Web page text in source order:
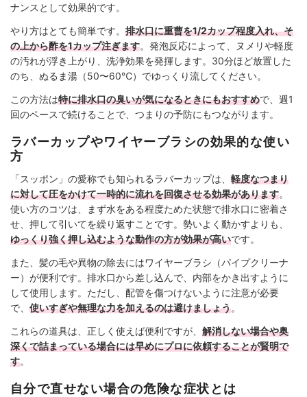
ナンスとして効果的です。
やり方はとても簡単です。 排水口に重曹を1/2カップ程度入れ、そ
の上から酢を1カップ注ぎます。発泡反応によって、ヌメリや軽度
の汚れが浮き上がり、洗浄効果を発揮します。30分ほど放置した
のち、ぬるま湯（50〜60℃）でゆっくり流してください。
この方法は特に排水口の臭いが気になるときにもおすすめで、週1
回のペースで続けることで、つまりの予防にもつながります。
ラバーカップやワイヤーブラシの効果的な使い
方
「スッポン」の愛称でも知られるラバーカップは、 軽度なつまり
に対して圧をかけて一時的に流れを回復させる効果があります。
使い方のコツは、まず水をある程度ためた状態で排水口に密着さ
せ、押して引いてを繰り返すことです。勢いよく動かすよりも、
ゆっくり強く押し込むような動作の方が効果が高いです。
また、髪の毛や異物の除去にはワイヤーブラシ（パイプクリーナ
ー）が便利です。排水口から差し込んで、内部をかき出すように
して使用します。ただし、配管を傷つけないように注意が必要
で、 使いすぎや無理な力を加えるのは避けましょう。
これらの道具は、正しく使えば便利ですが、 解消しない場合や奥
深くで詰まっている場合には早めにプロに依頼することが賢明で
す。
自分で直せない場合の危険な症状とは